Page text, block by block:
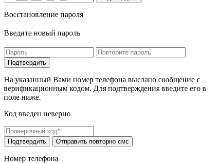
Восстановление пароля
Введите новый пароль
На указанный Вами номер телефона выслано сообщение с
верификационным кодом. Для подтверждения введите его в
поле ниже.
Код введен неверно
Номер телефона